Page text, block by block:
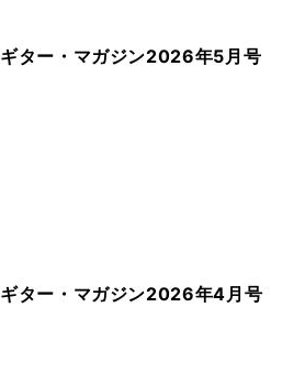
ギター・マガジン2026年5月号
ギター・マガジン2026年4月号